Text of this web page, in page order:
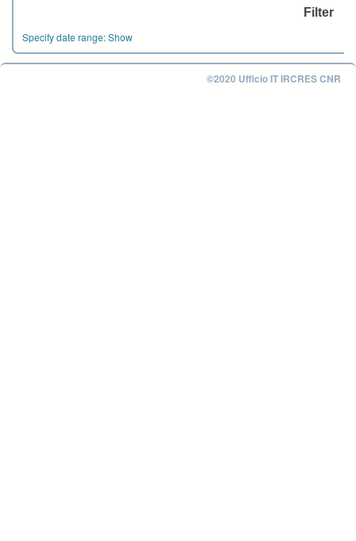
Specify date range:Show
©2020 Ufficio IT IRCRES CNR